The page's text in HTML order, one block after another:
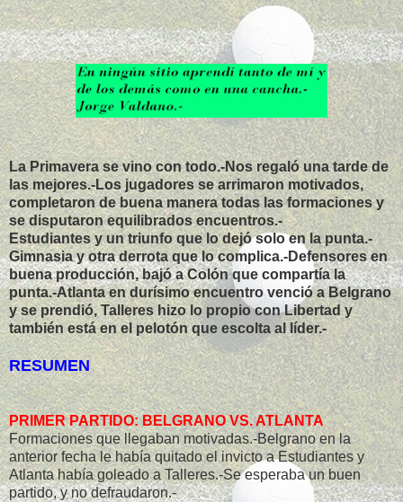
La Primavera se vino con todo.-Nos regaló una tarde de
las mejores.-Los jugadores se arrimaron motivados,
completaron de buena manera todas las formaciones y
se disputaron equilibrados encuentros.-
Estudiantes y un triunfo que lo dejó solo en la punta.-
Gimnasia y otra derrota que lo complica.-Defensores en
buena producción, bajó a Colón que compartía la
punta.-Atlanta en durísimo encuentro venció a Belgrano
y se prendió, Talleres hizo lo propio con Libertad y
también está en el pelotón que escolta al líder.-
RESUMEN
PRIMER PARTIDO: BELGRANO VS. ATLANTA
Formaciones que llegaban motivadas.-Belgrano en la
anterior fecha le había quitado el invicto a Estudiantes y
Atlanta había goleado a Talleres.-Se esperaba un buen
partido, y no defraudaron.-